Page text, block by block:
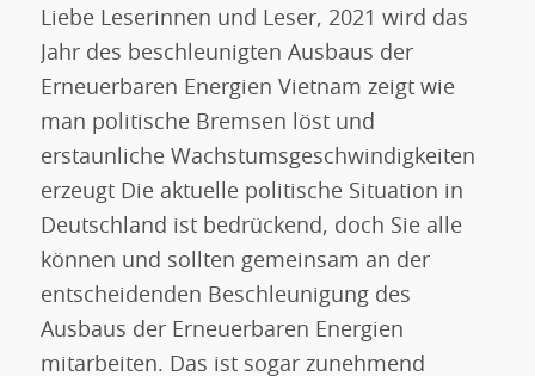
Liebe Leserinnen und Leser, 2021 wird das
Jahr des beschleunigten Ausbaus der
Erneuerbaren Energien Vietnam zeigt wie
man politische Bremsen löst und
erstaunliche Wachstumsgeschwindigkeiten
erzeugt Die aktuelle politische Situation in
Deutschland ist bedrückend, doch Sie alle
können und sollten gemeinsam an der
entscheidenden Beschleunigung des
Ausbaus der Erneuerbaren Energien
mitarbeiten. Das ist sogar zunehmend